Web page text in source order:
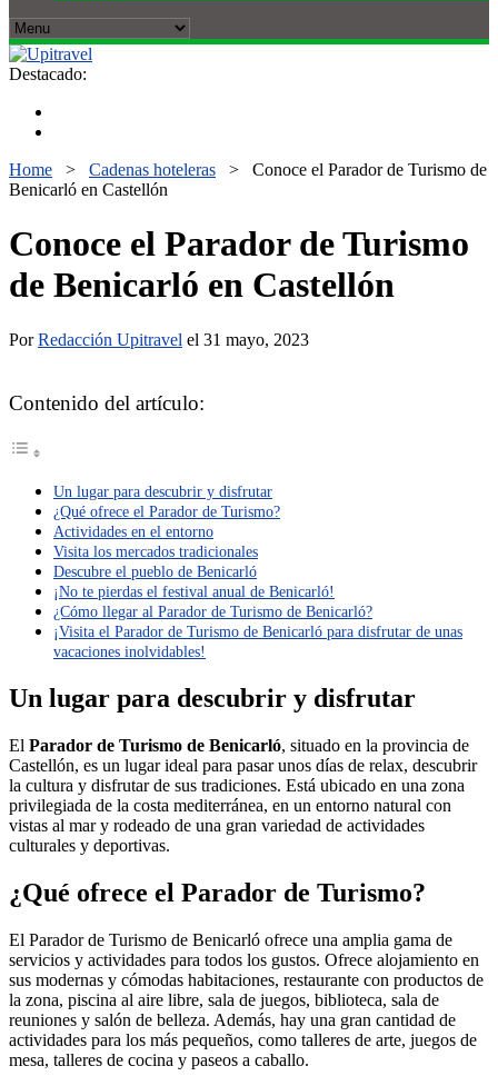
Destacado:
Home > Cadenas hoteleras > Conoce el Parador de Turismo de
Benicarló en Castellón
Conoce el Parador de Turismo
de Benicarló en Castellón
PorRedacción Upitravel el 31 mayo, 2023
Contenido del artículo:
Un lugar para descubrir y disfrutar
¿Qué ofrece el Parador de Turismo?
Actividades en el entorno
Visita los mercados tradicionales
Descubre el pueblo de Benicarló
¡No te pierdas el festival anual de Benicarló!
¿Cómo llegar al Parador de Turismo de Benicarló?
¡Visita el Parador de Turismo de Benicarló para disfrutar de unas
vacaciones inolvidables!
Un lugar para descubrir y disfrutar
El Parador de Turismo de Benicarló, situado en la provincia de
Castellón, es un lugar ideal para pasar unos días de relax, descubrir
la cultura y disfrutar de sus tradiciones. Está ubicado en una zona
privilegiada de la costa mediterránea, en un entorno natural con
vistas al mar y rodeado de una gran variedad de actividades
culturales y deportivas.
¿Qué ofrece el Parador de Turismo?
El Parador de Turismo de Benicarló ofrece una amplia gama de
servicios y actividades para todos los gustos. Ofrece alojamiento en
sus modernas y cómodas habitaciones, restaurante con productos de
la zona, piscina al aire libre, sala de juegos, biblioteca, sala de
reuniones y salón de belleza. Además, hay una gran cantidad de
actividades para los más pequeños, como talleres de arte, juegos de
mesa, talleres de cocina y paseos a caballo.